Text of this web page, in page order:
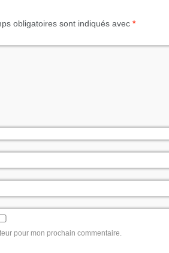
obligatoires sont indiqués avec *
pour mon prochain commentaire.